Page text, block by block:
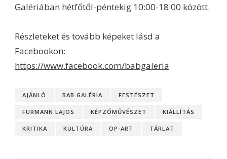
Galériában hétfőtől-péntekig 10:00-18:00 között.
Részleteket és tovább képeket lásd a
Facebookon:
https://www.facebook.com/babgaleria
AJÁNLÓ BAB GALÉRIA FESTÉSZET
FURMANN LAJOS KÉPZŐMŰVÉSZET KIÁLLÍTÁS
KRITIKA KULTÚRA OP-ART TÁRLAT